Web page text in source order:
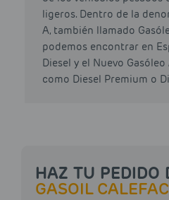
ligeros. Dentro de la
A, también llamado
podemos encontrar en
Diesel y el Nuevo
como Diesel Premium o
HAZ TU PEDIDO
GASOIL